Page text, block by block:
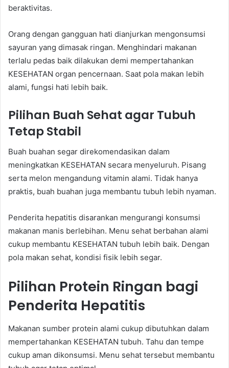
beraktivitas.
Orang dengan gangguan hati dianjurkan mengonsumsi
sayuran yang dimasak ringan. Menghindari makanan
terlalu pedas baik dilakukan demi mempertahankan
KESEHATAN organ pencernaan. Saat pola makan lebih
alami, fungsi hati lebih baik.
Pilihan Buah Sehat agar Tubuh
Tetap Stabil
Buah buahan segar direkomendasikan dalam
meningkatkan KESEHATAN secara menyeluruh. Pisang
serta melon mengandung vitamin alami. Tidak hanya
praktis, buah buahan juga membantu tubuh lebih nyaman.
Penderita hepatitis disarankan mengurangi konsumsi
makanan manis berlebihan. Menu sehat berbahan alami
cukup membantu KESEHATAN tubuh lebih baik. Dengan
pola makan sehat, kondisi fisik lebih segar.
Pilihan Protein Ringan bagi
Penderita Hepatitis
Makanan sumber protein alami cukup dibutuhkan dalam
mempertahankan KESEHATAN tubuh. Tahu dan tempe
cukup aman dikonsumsi. Menu sehat tersebut membantu